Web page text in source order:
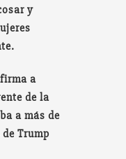
y
a
de la
a más de
Trump